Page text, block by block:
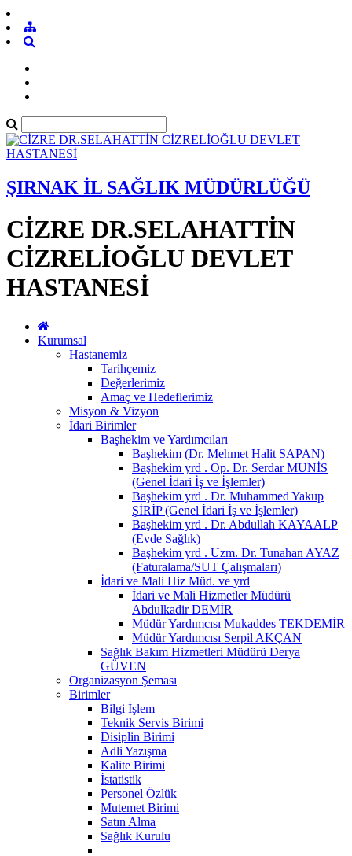
ŞIRNAK İL SAĞLIK MÜDÜRLÜĞÜ
CİZRE DR.SELAHATTİN
CİZRELİOĞLU DEVLET
HASTANESİ
Kurumsal
Hastanemiz
Tarihçemiz
Değerlerimiz
Amaç ve Hedeflerimiz
Misyon & Vizyon
İdari Birimler
Başhekim ve Yardımcıları
Başhekim (Dr. Mehmet Halit SAPAN)
Başhekim yrd . Op. Dr. Serdar MUNİS
(Genel İdari İş ve İşlemler)
Başhekim yrd . Dr. Muhammed Yakup
ŞİRİP (Genel İdari İş ve İşlemler)
Başhekim yrd . Dr. Abdullah KAYAALP
(Evde Sağlık)
Başhekim yrd . Uzm. Dr. Tunahan AYAZ
(Faturalama/SUT Çalışmaları)
İdari ve Mali Hiz Müd. ve yrd
İdari ve Mali Hizmetler Müdürü
Abdulkadir DEMİR
Müdür Yardımcısı Mukaddes TEKDEMİR
Müdür Yardımcısı Serpil AKÇAN
Sağlık Bakım Hizmetleri Müdürü Derya
GÜVEN
Organizasyon Şeması
Birimler
Bilgi İşlem
Teknik Servis Birimi
Disiplin Birimi
Adli Yazışma
Kalite Birimi
İstatistik
Personel Özlük
Mutemet Birimi
Satın Alma
Sağlık Kurulu